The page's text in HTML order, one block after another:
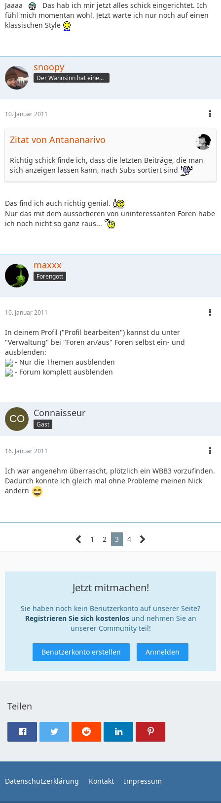
Jaaaa
Das hab ich mir jetzt alles schick eingerichtet. Ich
fühl mich momentan wohl. Jetzt warte ich nur noch auf einen
klassischen Style
snoopy
Der Wahnsinn hat einen Namen
10. Januar 2011
Zitat von Antananarivo
Richtig schick finde ich, dass die letzten Beiträge, die man
sich anzeigen lassen kann, nach Subs sortiert sind
Das find ich auch richtig genial.
Nur das mit dem aussortieren von uninteressanten Foren habe
ich noch nicht so ganz raus...
maxxx
Forengott
10. Januar 2011
In deinem Profil ("Profil bearbeiten") kannst du unter
"Verwaltung" bei "Foren an/aus" Foren selbst ein- und
ausblenden:
- Nur die Themen ausblenden
- Forum komplett ausblenden
Connaisseur
Gast
16. Januar 2011
Ich war angenehm überrascht, plötzlich ein WBB3 vorzufinden.
Dadurch konnte ich gleich mal ohne Probleme meinen Nick
ändern
1 2 3 4
Jetzt mitmachen!
Sie haben noch kein Benutzerkonto auf unserer Seite?
Registrieren Sie sich kostenlosund nehmen Sie an
unserer Community teil!
Benutzerkonto erstellen Anmelden
Teilen
Datenschutzerklärung Kontakt Impressum